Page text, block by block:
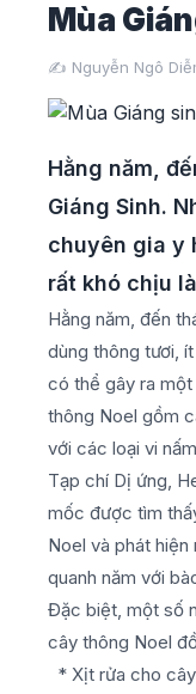
Mùa
✍️ Nguyễn Ngô
Hằng năm,
Giáng Sinh.
chuyên gia y
rất khó chịu
Hằng năm, đến
dùng thông tươi,
có thể gây ra
thông Noel gồm
với các loại vi
Tạp chí Dị ứng,
mốc được tìm
Noel và phát
quanh năm với
Đặc biệt, một số
cây thông Noel
* Xịt rửa cho